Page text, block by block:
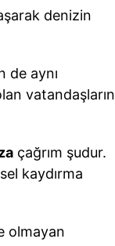
denizin
de aynı
vatandaşların
çağrım şudur.
kaydırma
olmayan